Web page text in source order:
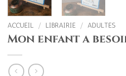
ACCUEIL / LIBRAIRIE / ADULTES
Mon enfant a